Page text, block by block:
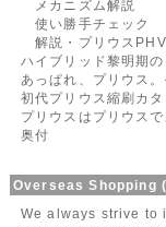
メカニズム解説
使い勝手チェック
解説・プリウスPHV
ハイブリッド黎明期
あっぱれ、プリウス
初代プリウス縮刷カ
プリウスはプリウス
奥付
Overseas Shopping (
We always strive to